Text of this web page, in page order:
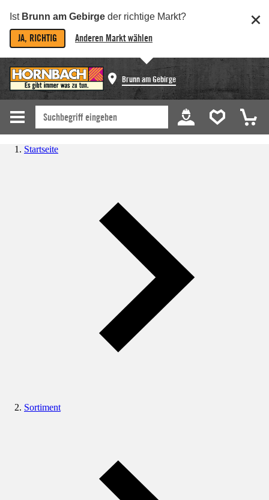
Ist Brunn am Gebirge der richtige Markt?
JA, RICHTIG Anderen Markt wählen
Brunn am Gebirge
Startseite
Sortiment